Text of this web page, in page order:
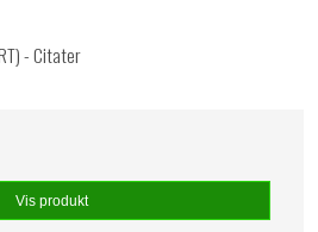
- Citater
Vis produkt